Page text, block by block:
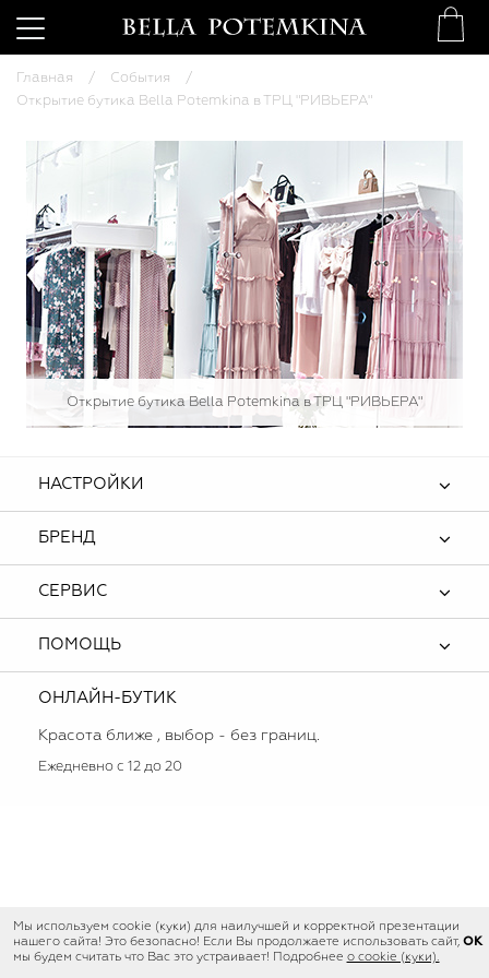
Мы используем cookie (куки) для наилучшей и корректной презентации
нашего сайта! Это безопасно! Если Вы продолжаете использовать сайт,
мы будем считать что Вас это устраивает! Подробнее о cookie (куки).
OK
Главная
События
Открытие бутика Bella Potemkina в ТРЦ "РИВЬЕРА"
Открытие бутика Bella Potemkina в ТРЦ "РИВЬЕРА"
НАСТРОЙКИ
БРЕНД
СЕРВИС
ПОМОЩЬ
ОНЛАЙН-БУТИК
Красота ближе , выбор - без границ.
Ежедневно с 12 до 20